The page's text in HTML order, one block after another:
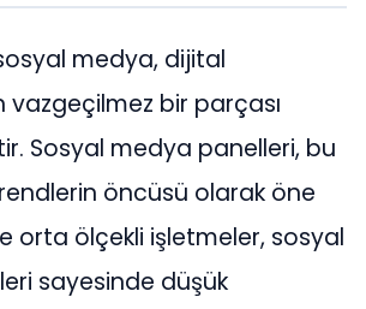
medya, dijital
vazgeçilmez bir parçası
Sosyal medya panelleri, bu
öncüsü olarak öne
orta ölçekli işletmeler, sosyal
sayesinde düşük